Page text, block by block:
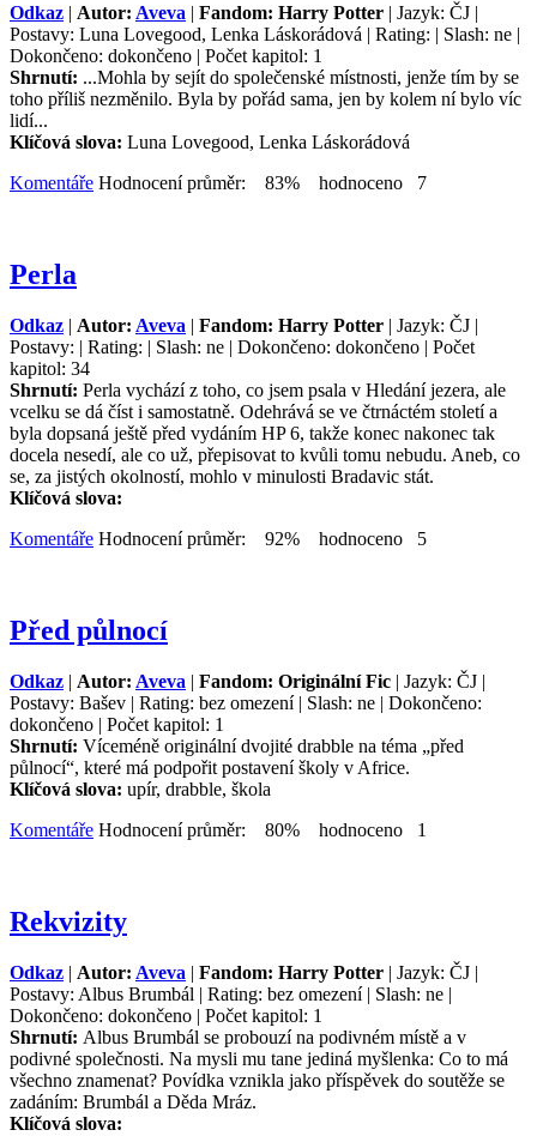
Odkaz | Autor: Aveva | Fandom: Harry Potter | Jazyk: ČJ |
Postavy: Luna Lovegood, Lenka Láskorádová | Rating: | Slash: ne |
Dokončeno: dokončeno | Počet kapitol: 1
Shrnutí: ...Mohla by sejít do společenské místnosti, jenže tím by se
toho příliš nezměnilo. Byla by pořád sama, jen by kolem ní bylo víc
lidí...
Klíčová slova: Luna Lovegood, Lenka Láskorádová
Komentáře Hodnocení průměr: 83% hodnoceno 7
Perla
Odkaz | Autor: Aveva | Fandom: Harry Potter | Jazyk: ČJ |
Postavy: | Rating: | Slash: ne | Dokončeno: dokončeno | Počet
kapitol: 34
Shrnutí: Perla vychází z toho, co jsem psala v Hledání jezera, ale
vcelku se dá číst i samostatně. Odehrává se ve čtrnáctém století a
byla dopsaná ještě před vydáním HP 6, takže konec nakonec tak
docela nesedí, ale co už, přepisovat to kvůli tomu nebudu. Aneb, co
se, za jistých okolností, mohlo v minulosti Bradavic stát.
Klíčová slova:
Komentáře Hodnocení průměr: 92% hodnoceno 5
Před půlnocí
Odkaz | Autor: Aveva | Fandom: Originální Fic | Jazyk: ČJ |
Postavy: Bašev | Rating: bez omezení | Slash: ne | Dokončeno:
dokončeno | Počet kapitol: 1
Shrnutí: Víceméně originální dvojité drabble na téma „před
půlnocí“, které má podpořit postavení školy v Africe.
Klíčová slova: upír, drabble, škola
Komentáře Hodnocení průměr: 80% hodnoceno 1
Rekvizity
Odkaz | Autor: Aveva | Fandom: Harry Potter | Jazyk: ČJ |
Postavy: Albus Brumbál | Rating: bez omezení | Slash: ne |
Dokončeno: dokončeno | Počet kapitol: 1
Shrnutí: Albus Brumbál se probouzí na podivném místě a v
podivné společnosti. Na mysli mu tane jediná myšlenka: Co to má
všechno znamenat? Povídka vznikla jako příspěvek do soutěže se
zadáním: Brumbál a Děda Mráz.
Klíčová slova: